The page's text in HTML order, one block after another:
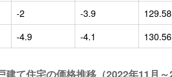
-2 -3.9 129.58
-4.9 -4.1 130.56